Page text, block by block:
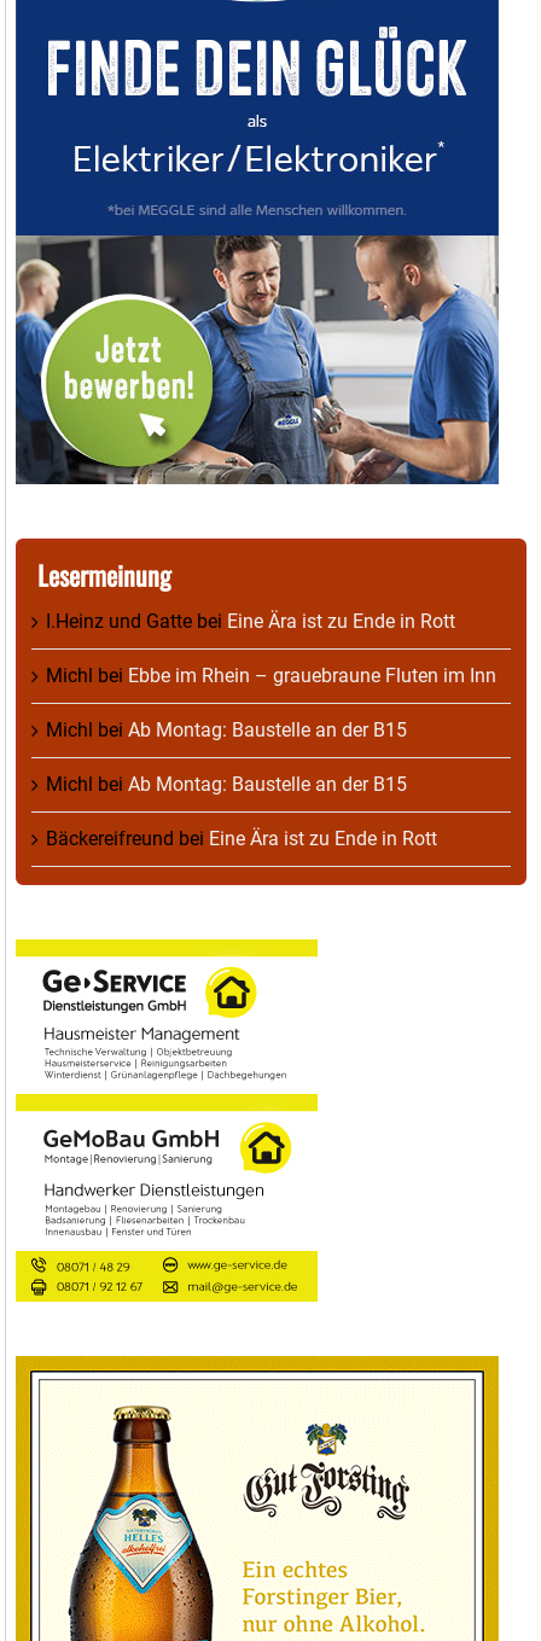
Lesermeinung
I.Heinz und Gatte bei Eine Ära ist zu Ende in Rott
Michl bei Ebbe im Rhein – grauebraune Fluten im Inn
Michl bei Ab Montag: Baustelle an der B15
Michl bei Ab Montag: Baustelle an der B15
Bäckereifreund bei Eine Ära ist zu Ende in Rott